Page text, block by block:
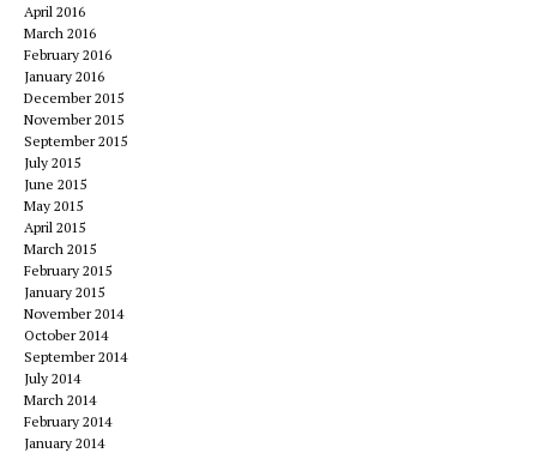
April 2016
March 2016
February 2016
January 2016
December 2015
November 2015
September 2015
July 2015
June 2015
May 2015
April 2015
March 2015
February 2015
January 2015
November 2014
October 2014
September 2014
July 2014
March 2014
February 2014
January 2014